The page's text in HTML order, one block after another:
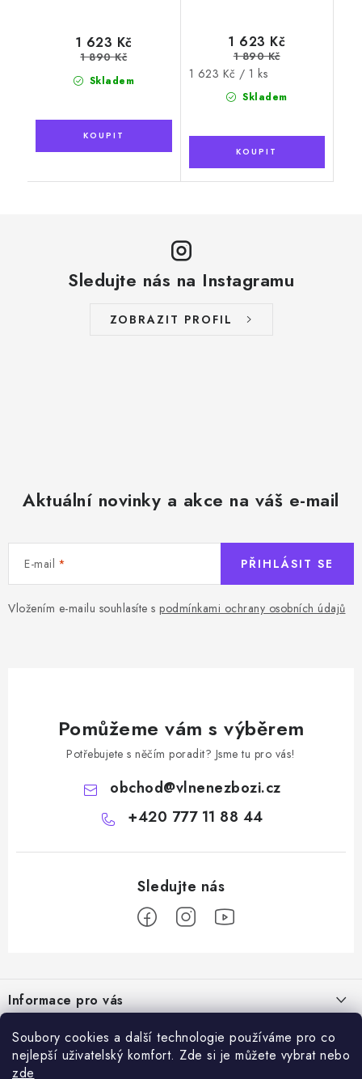
Soubory cookies a další technologie používáme pro co
nejlepší uživatelský komfort. Zde si je můžete vybrat nebo
zde
Skladem
1 623 Kč
1 890 Kč
Skladem
1 623 Kč
1 890 Kč
Měrná
1 623 Kč / 1 ks
Sledujte nás na Instagramu
ZOBRAZIT PROFIL
Aktuální novinky a akce na váš e-mail
E-mail
Vložením e-mailu souhlasíte s podmínkami ochrany osobních údajů
PŘIHLÁSIT SE
Pomůžeme vám s výběrem
Potřebujete s něčím poradit? Jsme tu pro vás!
obchod@vlnenezbozi.cz
+420 777 11 88 44
pInformace pro vás
Doprava a platba
Hodnocení obchodu
Vše o nákupu
Kontakty